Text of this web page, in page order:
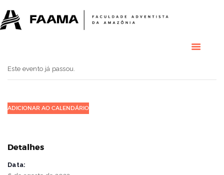
COLÉGIO
GRADUAÇÃO
BIBLIOTECA
Este evento já passou.
ADICIONAR AO CALENDÁRIO
Detalhes
Data: